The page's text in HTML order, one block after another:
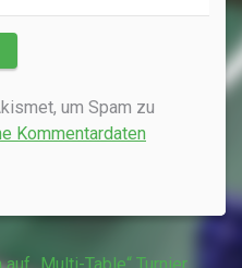
um Spam zu
Kommentardaten